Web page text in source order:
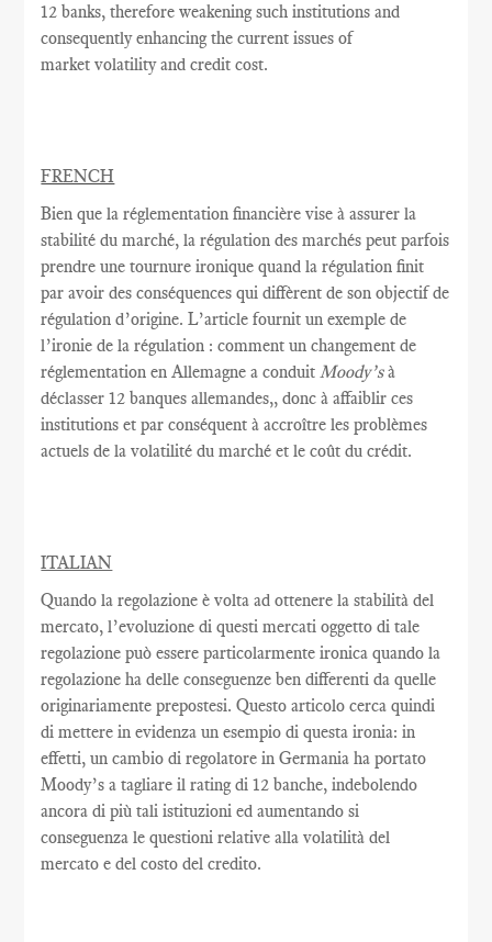
12 banks, therefore weakening such institutions and
consequently enhancing the current issues of
market volatility and credit cost.
FRENCH
Bien que la réglementation financière vise à assurer la
stabilité du marché, larégulation des marchés peut parfois
prendre une tournure ironique quand la régulationfinit
par avoir des conséquences qui diffèrent de son objectif de
régulation d’origine. L’article fournit un exemple de
l’ironie dela régulation : comment un changement de
réglementation en Allemagne a conduit Moody’s à
déclasser 12 banques allemandes,, donc àaffaiblir ces
institutions et par conséquent à accroîtreles problèmes
actuels de la volatilité du marché et le coût du crédit.
ITALIAN
Quando la regolazione è volta ad ottenere la stabilità del
mercato, l’evoluzione di questi mercati oggetto di tale
regolazione può essere particolarmente ironica quando la
regolazione ha delle conseguenze ben differenti da quelle
originariamente prepostesi. Questo articolo cerca quindi
di mettere in evidenza un esempio di questa ironia: in
effetti, un cambio di regolatore in Germania ha portato
Moody’s a tagliare il rating di 12 banche, indebolendo
ancora di più tali istituzioni ed aumentando si
conseguenza le questioni relative alla volatilità del
mercato e del costo del credito.